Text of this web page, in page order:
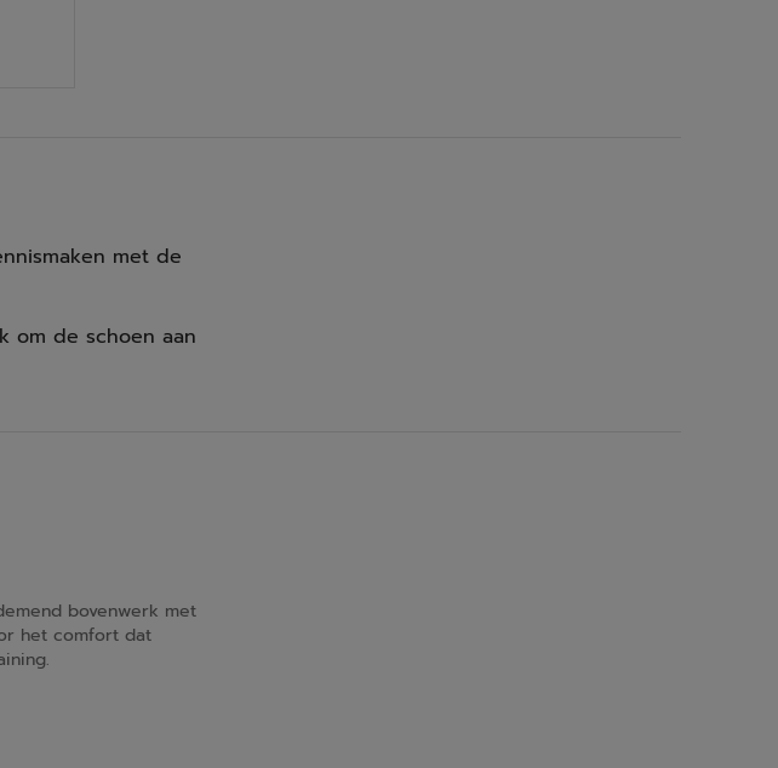
met de
om de schoen aan
bovenwerk met
het comfort dat